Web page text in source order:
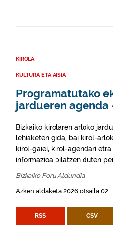
KIROLA
KULTURA ETA AISIA
Programatutako
jardueren agenda
Bizkaiko kirolaren arloko
lehiaketen gida, bai kirol-
kirol-gaiei, kirol-agendari
informazioa bilatzen duten
Bizkaiko Foru Aldundia
Azken aldaketa 2026 otsaila 02
RSS CSV